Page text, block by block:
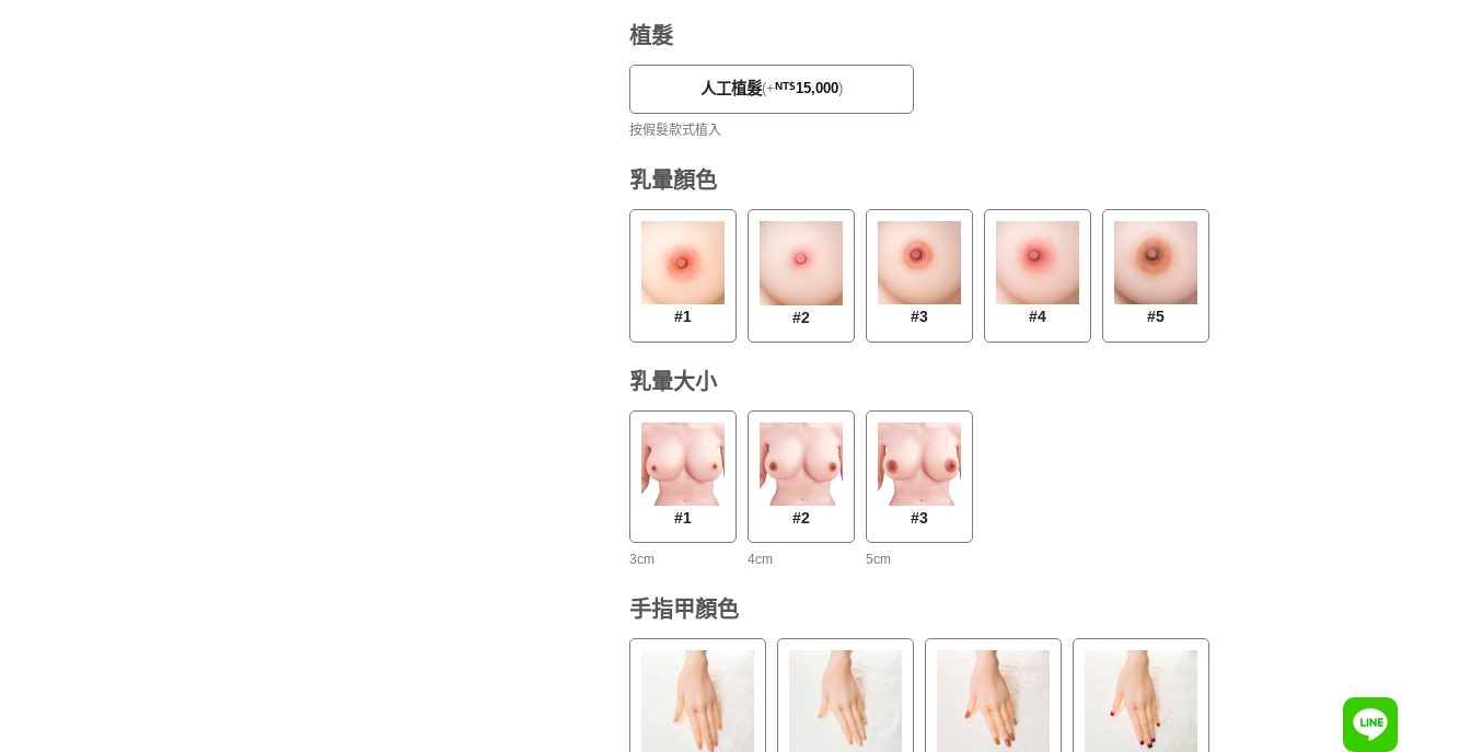
植髮
人工植髮(+NT$15,000)
按假髮款式植入
乳暈顏色
#1 #2 #3 #4 #5
乳暈大小
#1
3cm
#2
4cm
#3
5cm
手指甲顏色